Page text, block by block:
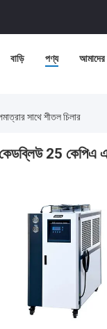
বাড়ি পণ্য আমাদের
সাথে শীতল চিলার
25 কেপিএ